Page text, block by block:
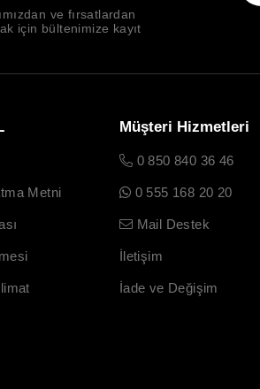
ve fırsatlardan
için bültenimize kayıt
Metni
Müşteri Hizmetleri
0 850 840 36 46
0 555 168 20 20
Mail Destek
İletişim
İade ve Değişim